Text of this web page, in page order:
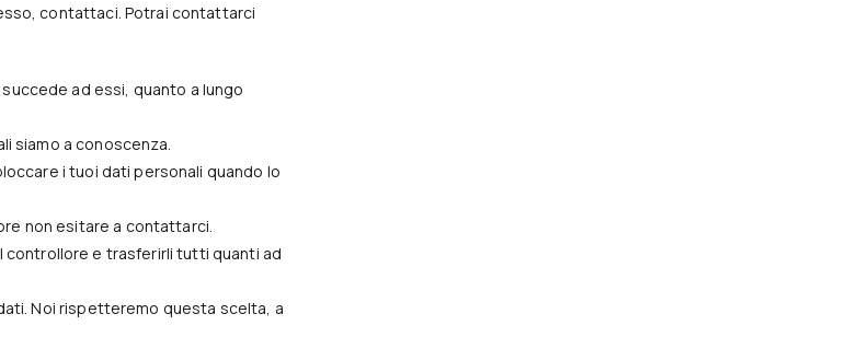
contattaci. Potrai contattarci
ad essi, quanto a lungo
siamo a conoscenza.
i tuoi dati personali quando lo
non esitare a contattarci.
e trasferirli tutti quanti ad
Noi rispetteremo questa scelta, a